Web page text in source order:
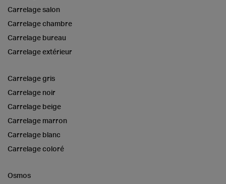
Carrelage salon
Carrelage chambre
Carrelage bureau
Carrelage extérieur
Carrelage gris
Carrelage noir
Carrelage beige
Carrelage marron
Carrelage blanc
Carrelage coloré
Osmos